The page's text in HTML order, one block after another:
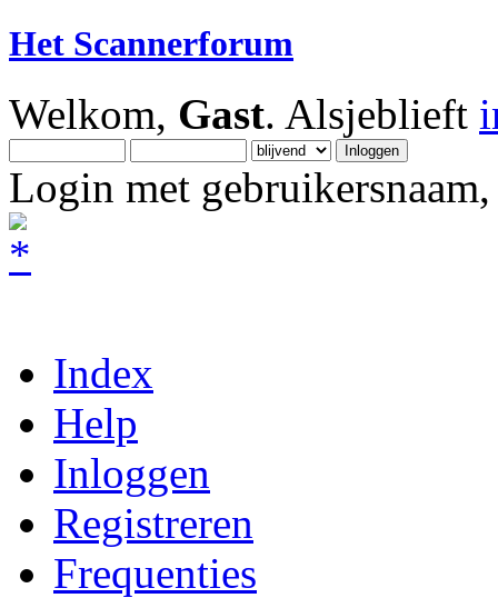
Het Scannerforum
Welkom, Gast. Alsjeblieft
Login met
Index
Help
Inloggen
Registreren
Frequenties